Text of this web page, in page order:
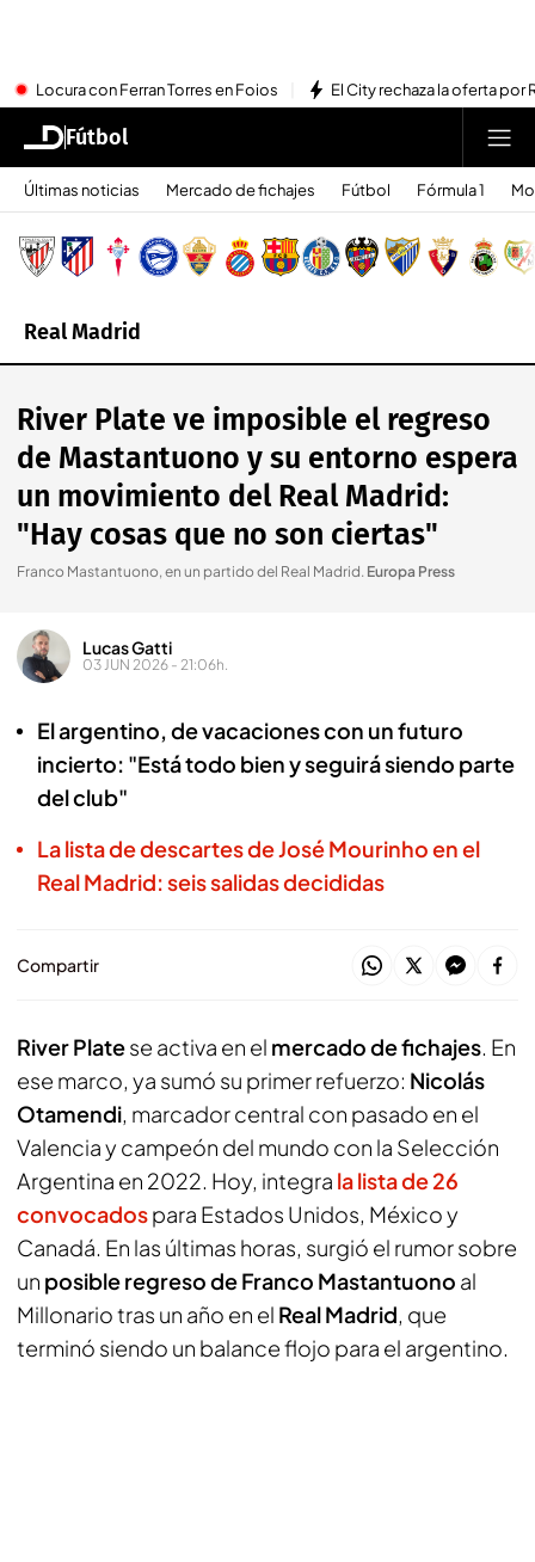
Locura con Ferran Torres en Foios El City rechaza la oferta por
Fútbol
Últimas noticias Mercado de fichajes Fútbol Fórmula 1
Real Madrid
River Plate ve imposible el regreso
de Mastantuono y su entorno espera
un movimiento del Real Madrid:
"Hay cosas que no son ciertas"
Franco Mastantuono, en un partido del Real Madrid. Europa Press
Lucas Gatti
03 JUN 2026 - 21:06h.
El argentino, de vacaciones con un futuro
incierto: "Está todo bien y seguirá siendo parte
del club"
La lista de descartes de José Mourinho en el
Real Madrid: seis salidas decididas
Compartir
River Platese activa en el mercado de fichajes. En
ese marco, ya sumó su primer refuerzo: Nicolás
Otamendi, marcador central con pasado en el
Valencia y campeón del mundo con la Selección
Argentina en 2022. Hoy, integra la lista de 26
convocadospara Estados Unidos, México y
Canadá. En las últimas horas, surgió el rumor sobre
un posible regreso de Franco Mastantuono al
Millonario tras un año en el Real Madrid, que
terminó siendo un balance flojo para el argentino.